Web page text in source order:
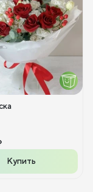
Купить